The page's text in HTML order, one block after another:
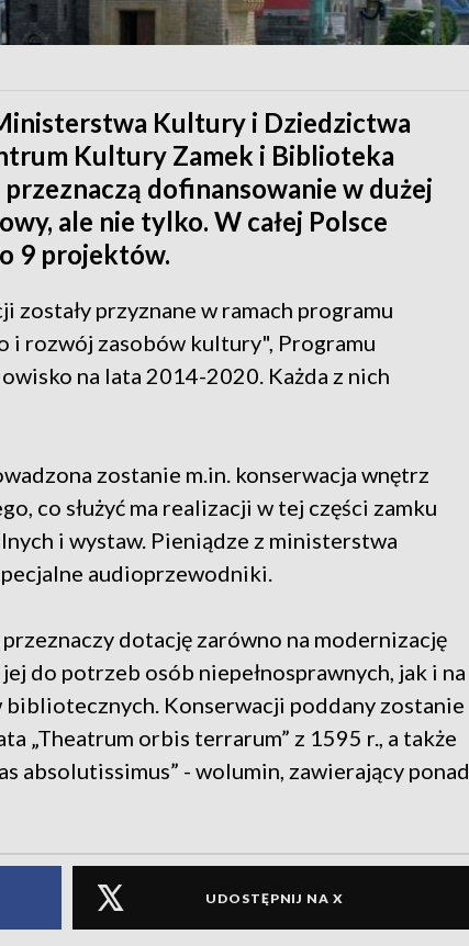
Kultury i Dziedzictwa
Kultury Zamek i Biblioteka
dofinansowanie w dużej
ale nie tylko. W całej Polsce
9 projektów.
przyznane w ramach programu
rozwój zasobów kultury", Programu
na lata 2014-2020. Każda z nich
zostanie m.in. konserwacja wnętrz
co służyć ma realizacji w tej części zamku
i wystaw. Pieniądze z ministerstwa
audioprzewodniki.
dotację zarówno na modernizację
do potrzeb osób niepełnosprawnych, jak i na
Konserwacji poddany zostanie
„Theatrum orbis terrarum” z 1595 r., a także
absolutissimus” - wolumin, zawierający ponad
UDOSTĘPNIJ NA X